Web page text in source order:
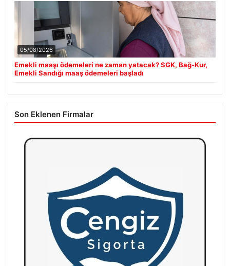
05/08/2026
Emekli maaşı ödemeleri ne zaman yatacak? SGK, Bağ-Kur,
Emekli Sandığı maaş ödemeleri başladı
Son Eklenen Firmalar